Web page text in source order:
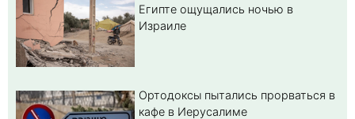
Египте ощущались ночью в
Израиле
Ортодоксы пытались прорваться в
кафе в Иерусалиме